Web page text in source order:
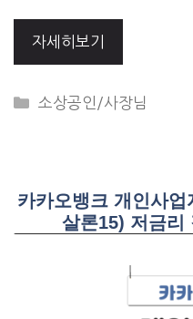
자세히보기
CATEGORIES
소상공인/사장님
카카오뱅크 개인사
살론15) 저금리